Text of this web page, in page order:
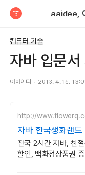
컴퓨터 기술
자바 입문
아아이디 2013. 4. 15.
http://
자바 한국생화랜드
송
전국 2시간 자바, 친
할인, 백화점상품권